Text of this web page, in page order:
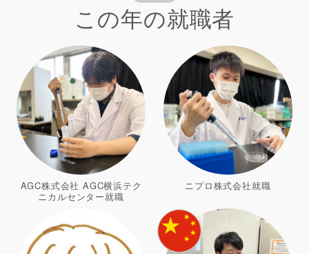
この年の就職者
AGC株式会社 AGC横浜テク
ニカルセンター就職
ニプロ株式会社就職